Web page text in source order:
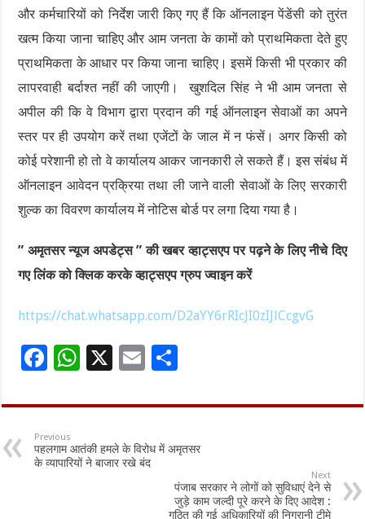
और कर्मचारियों को निर्देश जारी किए गए हैं कि ऑनलाइन पेंडेंसी को तुरंत
खत्म किया जाना चाहिए और आम जनता के कामों को प्राथमिकता देते हुए
प्राथमिकता के आधार पर किया जाना चाहिए। इसमें किसी भी प्रकार की
लापरवाही बर्दाश्त नहीं की जाएगी। खुशदिल सिंह ने भी आम जनता से
अपील की कि वे विभाग द्वारा प्रदान की गई ऑनलाइन सेवाओं का अपने
स्तर पर ही उपयोग करें तथा एजेंटों के जाल में न फंसें। अगर किसी को
कोई परेशानी हो तो वे कार्यालय आकर जानकारी ले सकते हैं। इस संबंध में
ऑनलाइन आवेदन प्रक्रिया तथा ली जाने वाली सेवाओं के लिए सरकारी
शुल्क का विवरण कार्यालय में नोटिस बोर्ड पर लगा दिया गया है।
” अमृतसर न्यूज अपडेट्स ” की खबर व्हाट्सएप पर पढ़ने के लिए नीचे दिए
गए लिंक को क्लिक करके व्हाट्सएप ग्रुप ज्वाइन करें
https://chat.whatsapp.com/D2aYY6rRIcJI0zIJlCcgvG
F
e
b
o
W
at
sA
p
X
E
ai
l
ar
Previous
पहलगाम आतंकी हमले के विरोध में अमृतसर
के व्यापारियों ने बाजार रखे बंद
Next
पंजाब सरकार ने लोगों को सुविधाएं देने से
जुड़े काम जल्दी पूरे करने के दिए आदेश :
गठित की गई अधिकारियों की निगरानी टीमे